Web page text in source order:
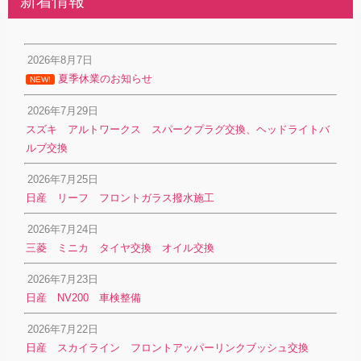
2026年8月7日
NEW! 夏季休業のお知らせ
2026年7月29日
スズキ アルトワークス スパークプラグ交換、ヘッドライトバ
ルブ交換
2026年7月25日
日産 リーフ フロントガラス撥水施工
2026年7月24日
三菱 ミニカ タイヤ交換 オイル交換
2026年7月23日
日産 NV200 車検整備
2026年7月22日
日産 スカイライン フロントアッパーリンクブッシュ交換